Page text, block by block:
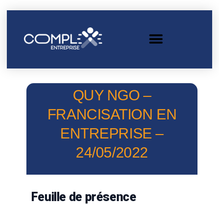
QUY NGO –
FRANCISATION EN
ENTREPRISE –
24/05/2022
Feuille de présence